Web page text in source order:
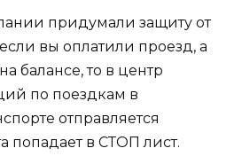
придумали защиту от
вы оплатили проезд, а
балансе, то в центр
по поездкам в
отправляется
попадает в СТОП лист.